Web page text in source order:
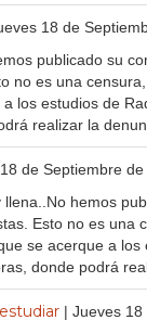
18 de
publicado su
no es una
los estudios de
realizar la
de Septiembre
llena..No hemos
Esto no es una
se acerque a
donde podrá
| Jueves